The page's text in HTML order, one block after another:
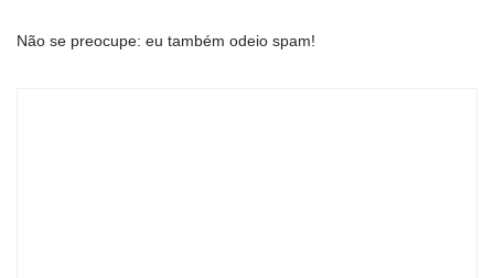
Não se preocupe: eu também odeio spam!